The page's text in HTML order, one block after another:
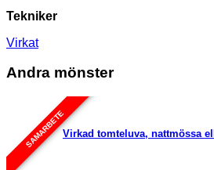
Tekniker
Virkat
Andra mönster
SAMARBETEVirkad tomteluva, nattmössa